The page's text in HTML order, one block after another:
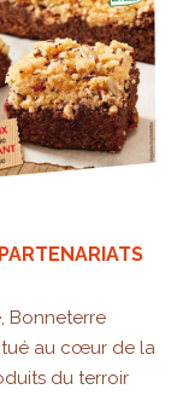
Bonneterre
au cœur de la
du terroir